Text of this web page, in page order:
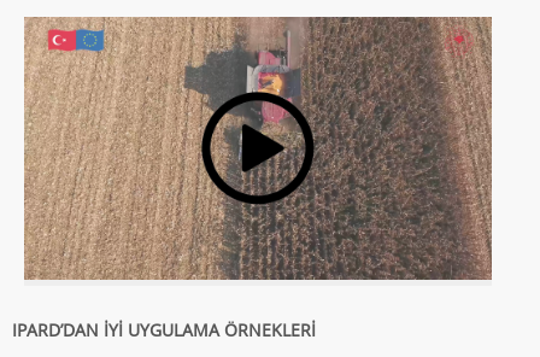
IPARD’DAN İYİ UYGULAMA ÖRNEKLERİ